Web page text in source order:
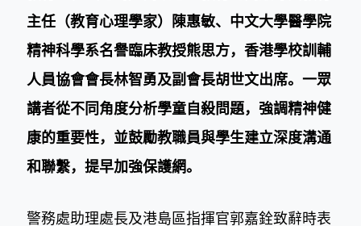
主任（教育心理學家）陳惠敏、中文大學醫學院
精神科學系名譽臨床教授熊思方，香港學校訓輔
人員協會會長林智勇及副會長胡世文出席。一眾
講者從不同角度分析學童自殺問題，強調精神健
康的重要性，並鼓勵教職員與學生建立深度溝通
和聯繫，提早加強保護網。
警務處助理處長及港島區指揮官郭嘉銓致辭時表